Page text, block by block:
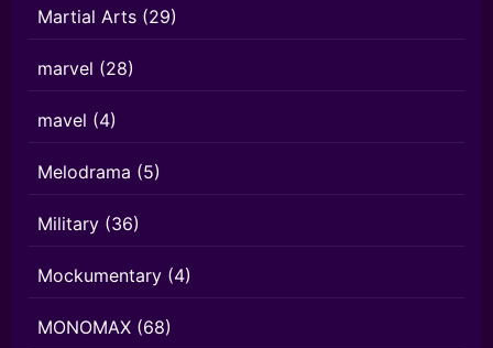
Martial Arts (29)
marvel (28)
mavel (4)
Melodrama (5)
Military (36)
Mockumentary (4)
MONOMAX (68)